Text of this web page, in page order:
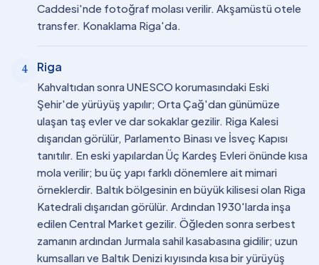
Caddesi'nde fotoğraf molası verilir. Akşamüstü otele
transfer. Konaklama Riga'da.
4 Riga
Kahvaltıdan sonra UNESCO korumasındaki Eski
Şehir'de yürüyüş yapılır; Orta Çağ'dan günümüze
ulaşan taş evler ve dar sokaklar gezilir. Riga Kalesi
dışarıdan görülür, Parlamento Binası ve İsveç Kapısı
tanıtılır. En eski yapılardan Üç Kardeş Evleri önünde kısa
mola verilir; bu üç yapı farklı dönemlere ait mimari
örneklerdir. Baltık bölgesinin en büyük kilisesi olan Riga
Katedrali dışarıdan görülür. Ardından 1930'larda inşa
edilen Central Market gezilir. Öğleden sonra serbest
zamanın ardından Jurmala sahil kasabasına gidilir; uzun
kumsalları ve Baltık Denizi kıyısında kısa bir yürüyüş